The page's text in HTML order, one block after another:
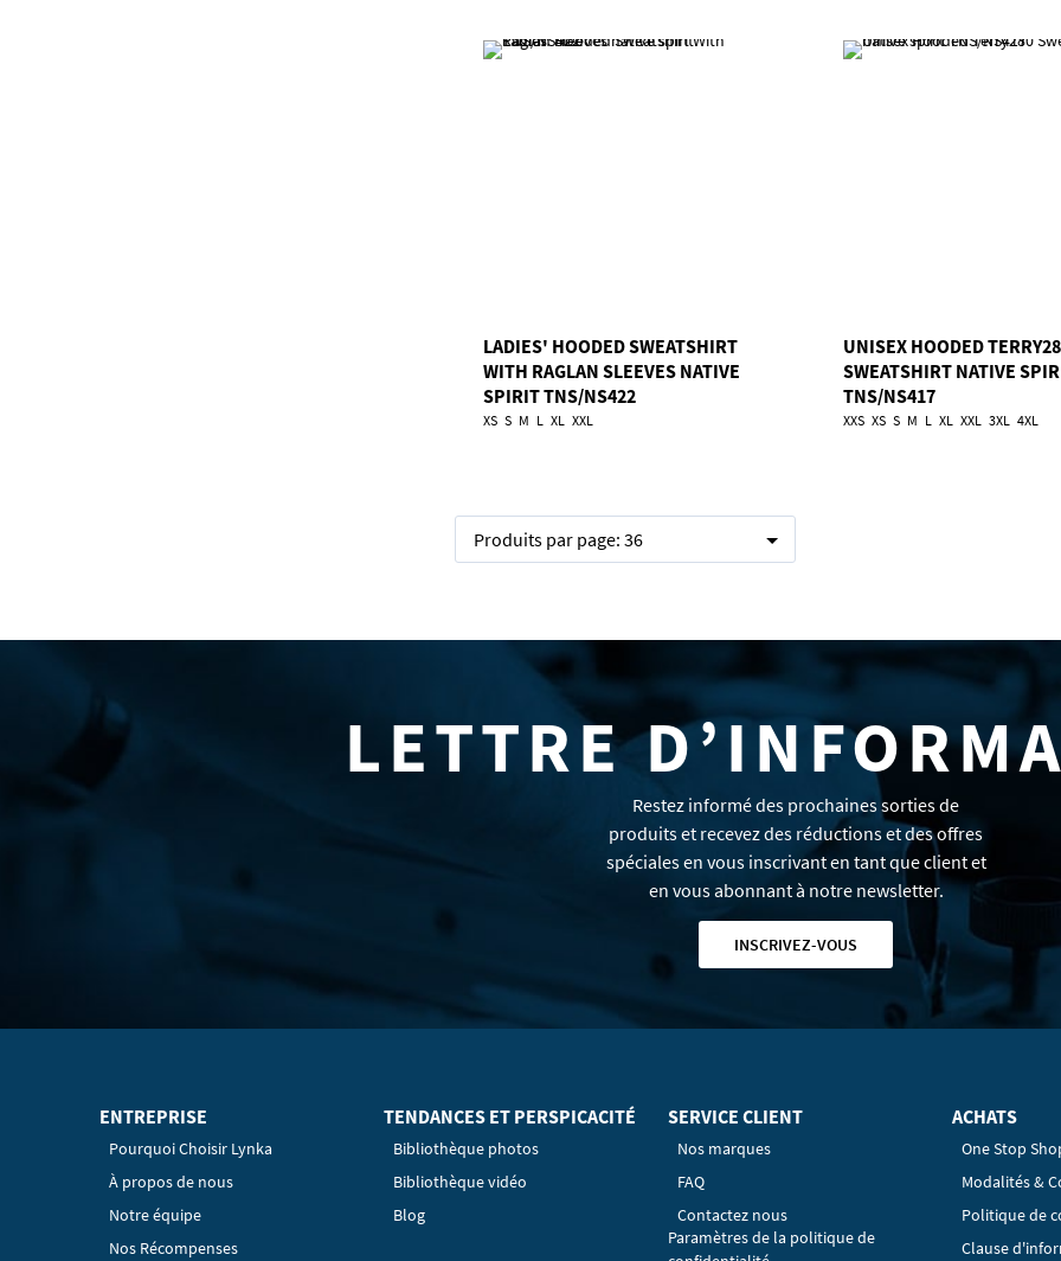
LADIES' HOODED SWEATSHIRT
WITH RAGLAN SLEEVES NATIVE
SPIRIT TNS/NS422
XS S M L XL XXL
UNISEX HOODED
SWEATSHIRT NATIVE
TNS/NS417
XXS XS S M L XL XXL 3XL 4XL
Produits par page: 36
LETTRE
Restez informé des prochaines sorties de
produits et recevez des réductions et des offres
spéciales en vous inscrivant en tant que client et
en vous abonnant à notre newsletter.
INSCRIVEZ-VOUS
ENTREPRISE
Pourquoi Choisir Lynka
À propos de nous
Notre équipe
Nos Récompenses
TENDANCES ET PERSPICACITÉ
Bibliothèque photos
Bibliothèque vidéo
Blog
SERVICE CLIENT
Nos marques
FAQ
Contactez nous
Paramètres de la politique de
ACHATS
One Stop
Modalités &
Politique de
Clause